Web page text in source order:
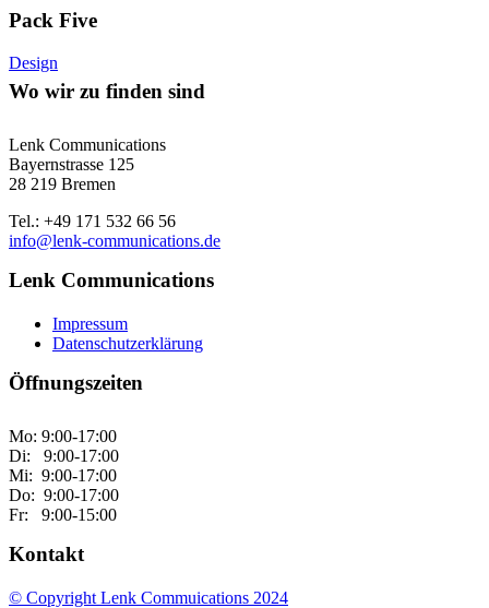
Pack Five
Design
Wo wir zu finden sind
Lenk Communications
Bayernstrasse 125
28 219 Bremen
Tel.: +49 171 532 66 56
info@lenk-communications.de
Lenk Communications
Impressum
Datenschutzerklärung
Öffnungszeiten
Mo: 9:00-17:00
Di: 9:00-17:00
Mi: 9:00-17:00
Do: 9:00-17:00
Fr: 9:00-15:00
Kontakt
© Copyright Lenk Commuications 2024